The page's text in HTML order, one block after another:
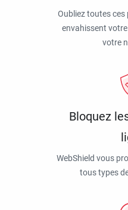
Oubliez toutes
envahissent
votre
Bloquez
WebShield vous
tous types